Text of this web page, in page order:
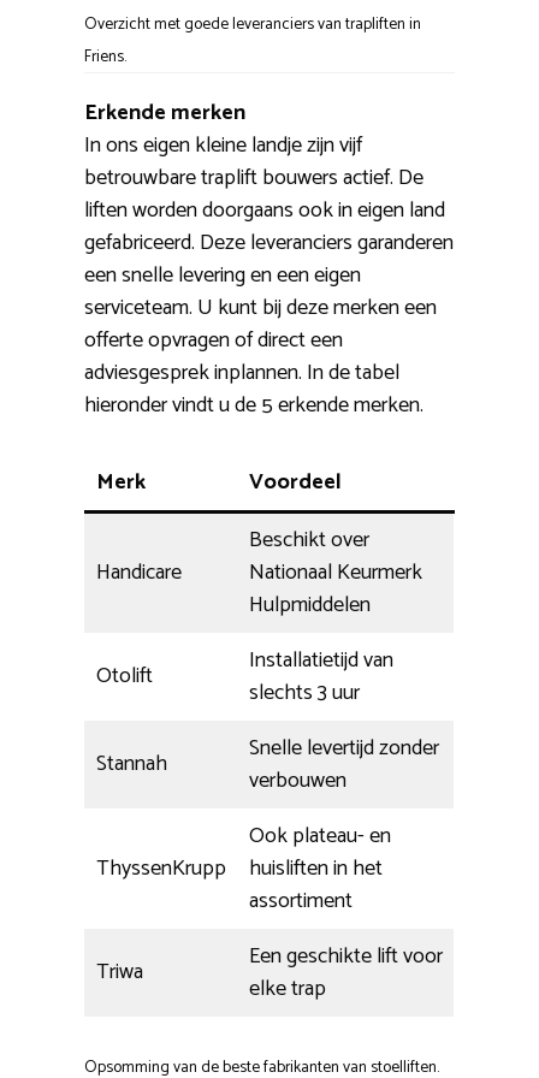
Overzicht met goede leveranciers van trapliften in
Friens.
Erkende merken
In ons eigen kleine landje zijn vijf
betrouwbare traplift bouwers actief. De
liften worden doorgaans ook in eigen land
gefabriceerd. Deze leveranciers garanderen
een snelle levering en een eigen
serviceteam. U kunt bij deze merken een
offerte opvragen of direct een
adviesgesprek inplannen. In de tabel
hieronder vindt u de 5 erkende merken.
Merk Voordeel
Handicare
Beschikt over
Nationaal Keurmerk
Hulpmiddelen
Otolift
Installatietijd van
slechts 3 uur
Stannah
Snelle levertijd zonder
verbouwen
ThyssenKrupp
Ook plateau- en
huisliften in het
assortiment
Triwa
Een geschikte lift voor
elke trap
Opsomming van de beste fabrikanten van stoelliften.